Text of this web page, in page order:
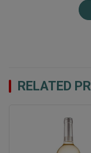
cấu trúc tannin
đất, giúp nho hấp
Kaiken Ultra
Nho
RELATED